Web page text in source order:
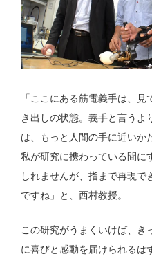
「ここにある筋電義手は、
き出しの状態。義手と言うよ
は、もっと人間の手に近いか
私が研究に携わっている間に
しれませんが、指まで再現
ですね」と、西村教授。
この研究がうまくいけば、き
に喜びと感動を届けられるは